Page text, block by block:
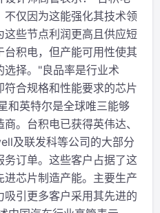
仅因为这能强化其技术领
些节点利润更高且供应短
积电，但产能可用性使其
选择。"良品率是行业术
合规格和性能要求的芯片
和英特尔是全球唯三能够
。台积电已获得英伟达、
及联发科等公司的大部分
订单。这些客户占据了这
芯片制造产能。主要生产
引更多客户采用其先进的